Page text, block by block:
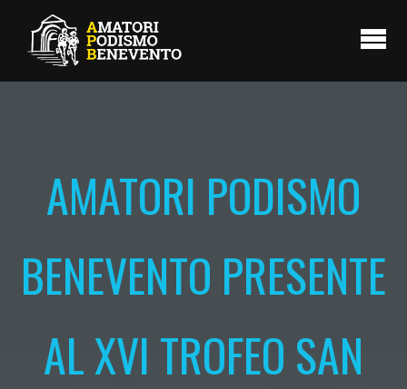
AMATORI PODISMO
BENEVENTO PRESENTE
AL XVI TROFEO SAN